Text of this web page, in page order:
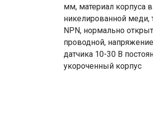
мм, материал корпуса
никелированной меди,
NPN, нормально
проводной,
датчика 10-30 В
укороченный корпус